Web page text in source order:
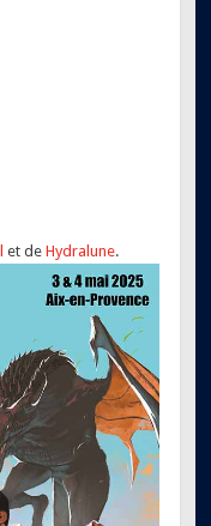
et deHydralune.